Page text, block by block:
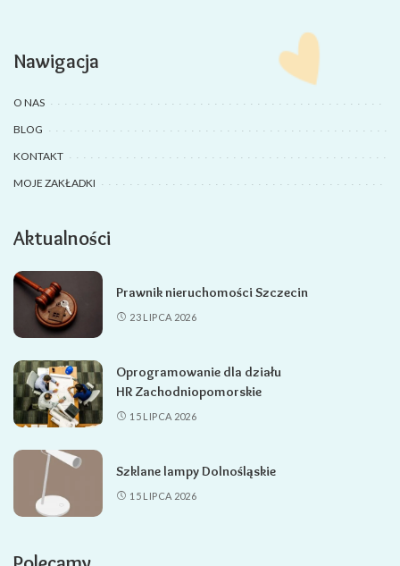
Nawigacja
O NAS
BLOG
KONTAKT
MOJE ZAKŁADKI
Aktualności
Prawnik nieruchomości Szczecin
23 LIPCA 2026
Oprogramowanie dla działu
HR Zachodniopomorskie
15 LIPCA 2026
Szklane lampy Dolnośląskie
15 LIPCA 2026